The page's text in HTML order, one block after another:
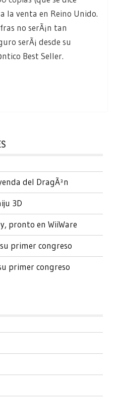
la venta en Reino Unido.
no serÃ¡n tan
serÃ¡ desde su
Best Seller.
del DragÃ³n
3D
pronto en WiiWare
primer congreso
primer congreso